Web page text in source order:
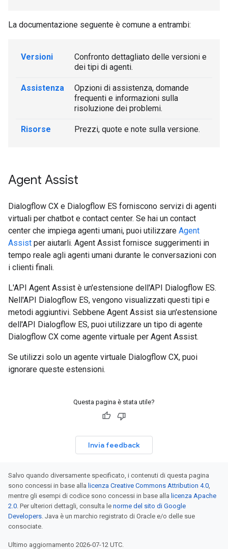
La documentazione seguente è comune a entrambi:
Versioni
Confronto dettagliato delle versioni e
dei tipi di agenti.
Assistenza
Opzioni di assistenza, domande
frequenti e informazioni sulla
risoluzione dei problemi.
Risorse Prezzi, quote e note sulla versione.
Agent Assist
Dialogflow CX e Dialogflow ES forniscono servizi di agenti
virtuali per chatbot e contact center. Se hai un contact
center che impiega agenti umani, puoi utilizzare Agent
Assist per aiutarli. Agent Assist fornisce suggerimenti in
tempo reale agli agenti umani durante le conversazioni con
i clienti finali.
L'API Agent Assist è un'estensione dell'API Dialogflow ES.
Nell'API Dialogflow ES, vengono visualizzati questi tipi e
metodi aggiuntivi. Sebbene Agent Assist sia un'estensione
dell'API Dialogflow ES, puoi utilizzare un tipo di agente
Dialogflow CX come agente virtuale per Agent Assist.
Se utilizzi solo un agente virtuale Dialogflow CX, puoi
ignorare queste estensioni.
Questa pagina è stata utile?
Invia feedback
Salvo quando diversamente specificato, i contenuti di questa pagina
sono concessi in base alla licenza Creative Commons Attribution 4.0,
mentre gli esempi di codice sono concessi in base alla licenza Apache
2.0. Per ulteriori dettagli, consulta le norme del sito di Google
Developers. Java è un marchio registrato di Oracle e/o delle sue
consociate.
Ultimo aggiornamento 2026-07-12 UTC.